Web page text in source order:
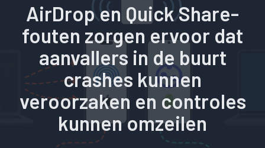
AirDrop en Quick Share-
fouten zorgen ervoor dat
aanvallers in de buurt
crashes kunnen
veroorzaken en controles
kunnen omzeilen